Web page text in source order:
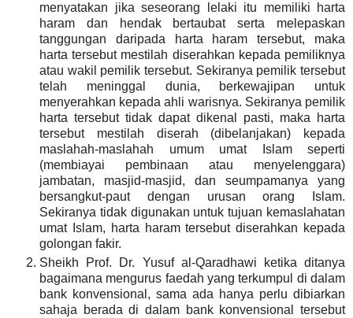
menyatakan jika seseorang lelaki itu memiliki harta
haram dan hendak bertaubat serta melepaskan
tanggungan daripada harta haram tersebut, maka
harta tersebut mestilah diserahkan kepada pemiliknya
atau wakil pemilik tersebut. Sekiranya pemilik tersebut
telah meninggal dunia, berkewajipan untuk
menyerahkan kepada ahli warisnya. Sekiranya pemilik
harta tersebut tidak dapat dikenal pasti, maka harta
tersebut mestilah diserah (dibelanjakan) kepada
maslahah-maslahah umum umat Islam seperti
(membiayai pembinaan atau menyelenggara)
jambatan, masjid-masjid, dan seumpamanya yang
bersangkut-paut dengan urusan orang Islam.
Sekiranya tidak digunakan untuk tujuan kemaslahatan
umat Islam, harta haram tersebut diserahkan kepada
golongan fakir.
Sheikh Prof. Dr. Yusuf al-Qaradhawi ketika ditanya
bagaimana mengurus faedah yang terkumpul di dalam
bank konvensional, sama ada hanya perlu dibiarkan
sahaja berada di dalam bank konvensional tersebut